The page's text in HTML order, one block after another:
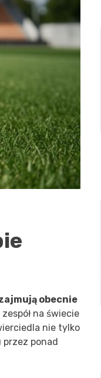
obecnie
na świecie
nie tylko
ponad